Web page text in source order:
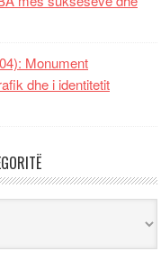
Monument
dhe i identitetit